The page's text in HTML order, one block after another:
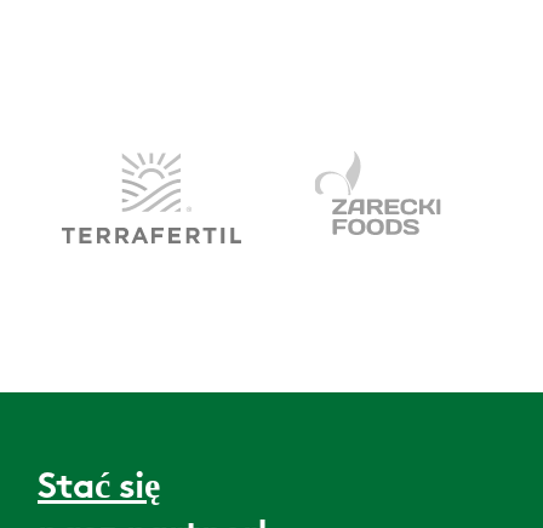
Stać się